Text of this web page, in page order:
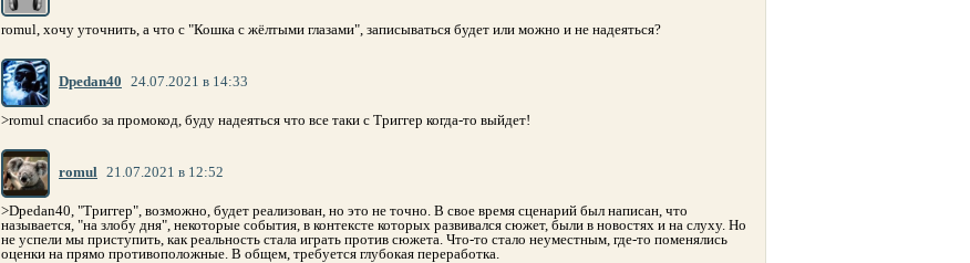
romul, хочу уточнить, а что с "Кошка с жёлтыми глазами", записываться будет или можно и не надеяться?
Dpedan40 24.07.2021 в 14:33
>romul спасибо за промокод, буду надеяться что все таки с Триггер когда-то выйдет!
romul 21.07.2021 в 12:52
>Dpedan40, "Триггер", возможно, будет реализован, но это не точно. В свое время сценарий был написан, что
называется, "на злобу дня", некоторые события, в контексте которых развивался сюжет, были в новостях и на слуху. Но
не успели мы приступить, как реальность стала играть против сюжета. Что-то стало неуместным, где-то поменялись
оценки на прямо противоположные. В общем, требуется глубокая переработка.